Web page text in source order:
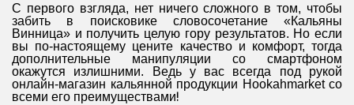
С первого взгляда, нет ничего сложного в том, чтобы
забить в поисковике словосочетание «Кальяны
Винница» и получить целую гору результатов. Но если
вы по-настоящему цените качество и комфорт, тогда
дополнительные манипуляции со смартфоном
окажутся излишними. Ведь у вас всегда под рукой
онлайн-магазин кальянной продукции Hookahmarket со
всеми его преимуществами!